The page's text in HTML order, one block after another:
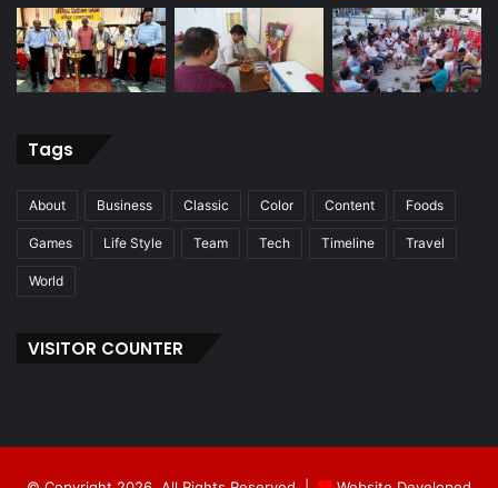
Tags
About Business Classic Color Content Foods
Games Life Style Team Tech Timeline Travel
World
VISITOR COUNTER